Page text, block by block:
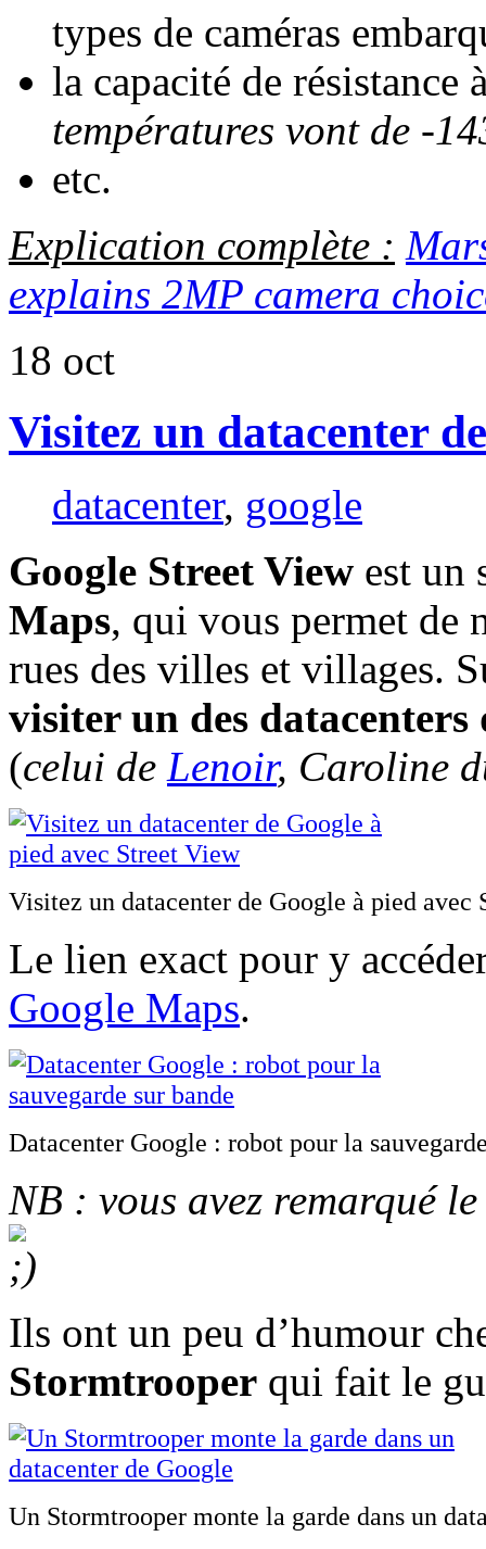
types de caméras
la capacité de résistance
températures vont de -
etc.
Explication complète :
explains 2MP camera
18 oct
Visitez un datacenter
datacenter, google
Google Street View est un
Maps, qui vous permet de
rues des villes et villages.
visiter un des datacenters
(celui de Lenoir, Caroline
Visitez un datacenter de Google à pied avec
Le lien exact pour y
Google Maps.
Datacenter Google : robot pour la
NB : vous avez remarqué
Ils ont un peu d’humour
Stormtrooper qui fait le
Un Stormtrooper monte la garde dans un